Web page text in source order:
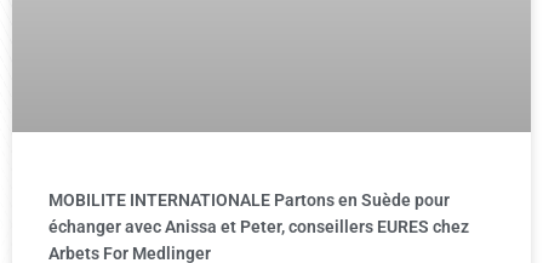
MOBILITE INTERNATIONALE Partons en Suède pour
échanger avec Anissa et Peter, conseillers EURES chez
Arbets For Medlinger